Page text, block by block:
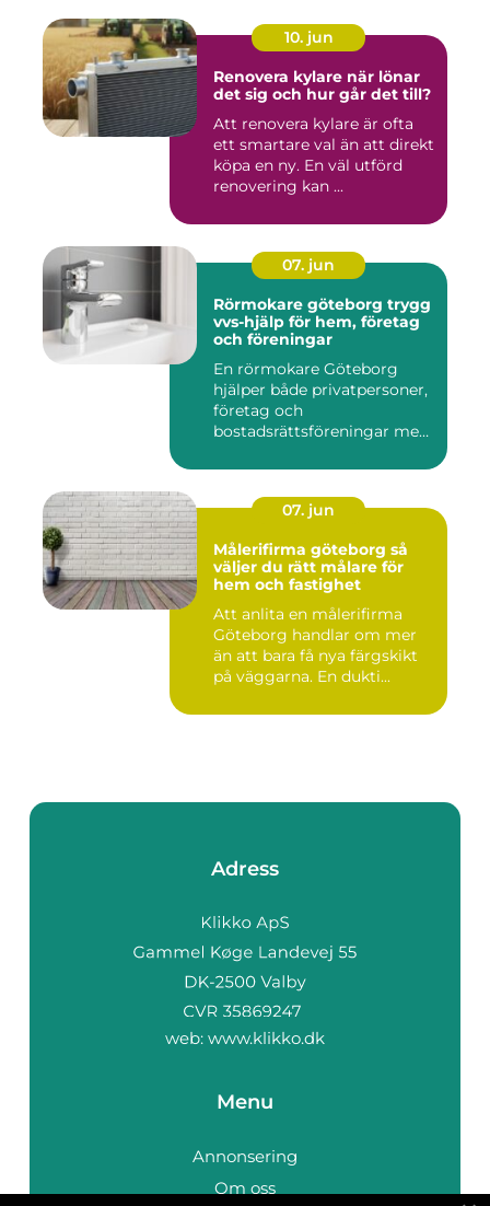
10. jun
Renovera kylare när lönar
det sig och hur går det till?
Att renovera kylare är ofta
ett smartare val än att direkt
köpa en ny. En väl utförd
renovering kan ...
07. jun
Rörmokare göteborg trygg
vvs-hjälp för hem, företag
och föreningar
En rörmokare Göteborg
hjälper både privatpersoner,
företag och
bostadsrättsföreningar med
07. jun
Målerifirma göteborg så
väljer du rätt målare för
hem och fastighet
Att anlita en målerifirma
Göteborg handlar om mer
än att bara få nya färgskikt
på väggarna. En dukti...
Adress
web: www.klikko.dk
Menu
Annonsering
Om oss